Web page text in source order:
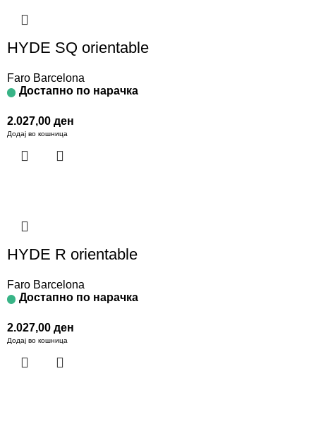
HYDE SQ orientable
Faro Barcelona
Достапно по нарачка
2.027,00 ден
Додај во кошница
HYDE R orientable
Faro Barcelona
Достапно по нарачка
2.027,00 ден
Додај во кошница